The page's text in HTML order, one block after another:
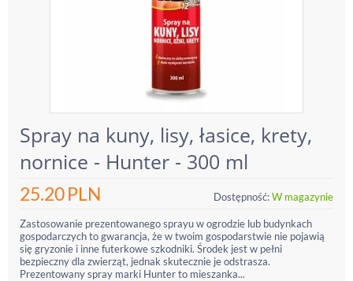
Spray na kuny, lisy, łasice, krety,
nornice - Hunter - 300 ml
25.20PLN Dostępność:W magazynie
Zastosowanie prezentowanego sprayu w ogrodzie lub budynkach
gospodarczych to gwarancja, że w twoim gospodarstwie nie pojawią
się gryzonie i inne futerkowe szkodniki. Środek jest w pełni
bezpieczny dla zwierząt, jednak skutecznie je odstrasza.
Prezentowany spray marki Hunter to mieszanka...